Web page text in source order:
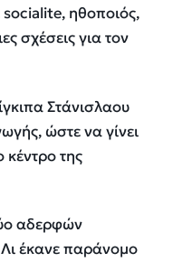
socialite, ηθοποιός,
σχέσεις για τον
Στάνισλαου
ώστε να γίνει
κέντρο της
αδερφών
έκανε παράνομο